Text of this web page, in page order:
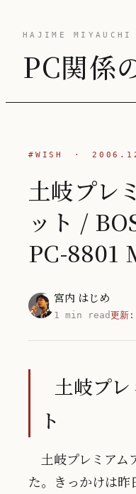
HAJIME MIYAUCHI
PC関係
#WISH ·
土岐プレ
ット /
PC-8801
宮内 はじめ
1 min read更新:
土岐プ
ト
土岐プレミアム
た。きっかけは